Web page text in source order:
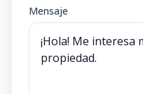
Mensaje